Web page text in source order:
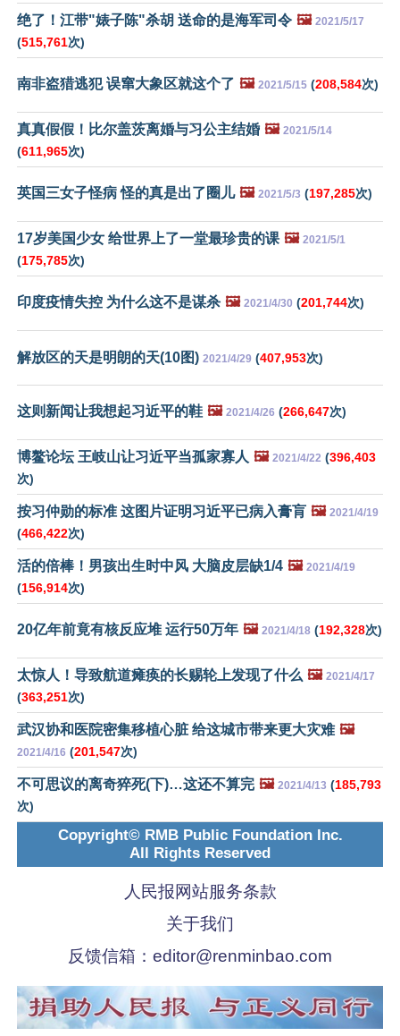
绝了！江带"婊子陈"杀胡 送命的是海军司令 🖼️ 2021/5/17
(515,761次)
南非盗猎逃犯 误窜大象区就这个了 🖼️ 2021/5/15 (208,584次)
真真假假！比尔盖茨离婚与习公主结婚 🖼️ 2021/5/14
(611,965次)
英国三女子怪病 怪的真是出了圈儿 🖼️ 2021/5/3 (197,285次)
17岁美国少女 给世界上了一堂最珍贵的课 🖼️ 2021/5/1
(175,785次)
印度疫情失控 为什么这不是谋杀 🖼️ 2021/4/30 (201,744次)
解放区的天是明朗的天(10图) 2021/4/29 (407,953次)
这则新闻让我想起习近平的鞋 🖼️ 2021/4/26 (266,647次)
博鳌论坛 王岐山让习近平当孤家寡人 🖼️ 2021/4/22 (396,403
次)
按习仲勋的标准 这图片证明习近平已病入膏肓 🖼️ 2021/4/19
(466,422次)
活的倍棒！男孩出生时中风 大脑皮层缺1/4 🖼️ 2021/4/19
(156,914次)
20亿年前竟有核反应堆 运行50万年 🖼️ 2021/4/18 (192,328次)
太惊人！导致航道瘫痪的长赐轮上发现了什么 🖼️ 2021/4/17
(363,251次)
武汉协和医院密集移植心脏 给这城市带来更大灾难 🖼️
2021/4/16 (201,547次)
不可思议的离奇猝死(下)…这还不算完 🖼️ 2021/4/13 (185,793
次)
Copyright© RMB Public Foundation Inc.
All Rights Reserved
人民报网站服务条款
关于我们
反馈信箱： editor@renminbao.com